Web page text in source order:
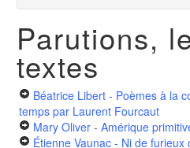
Parutions,
textes
Béatrice Libert - Poèmes à la
temps par Laurent Fourcaut
Mary Oliver - Amérique
Étienne Vaunac - Ni de furieux